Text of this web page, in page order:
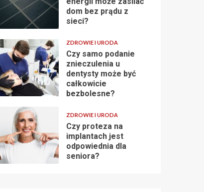
dom bez prądu z
sieci?
ZDROWIE I URODA
Czy samo podanie
znieczulenia u
dentysty może być
całkowicie
bezbolesne?
ZDROWIE I URODA
Czy proteza na
implantach jest
odpowiednia dla
seniora?